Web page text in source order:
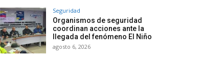
Seguridad
Organismos de seguridad
coordinan acciones ante la
llegada del fenómeno El Niño
agosto 6, 2026